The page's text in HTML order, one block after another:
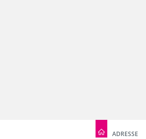
ADRESSE